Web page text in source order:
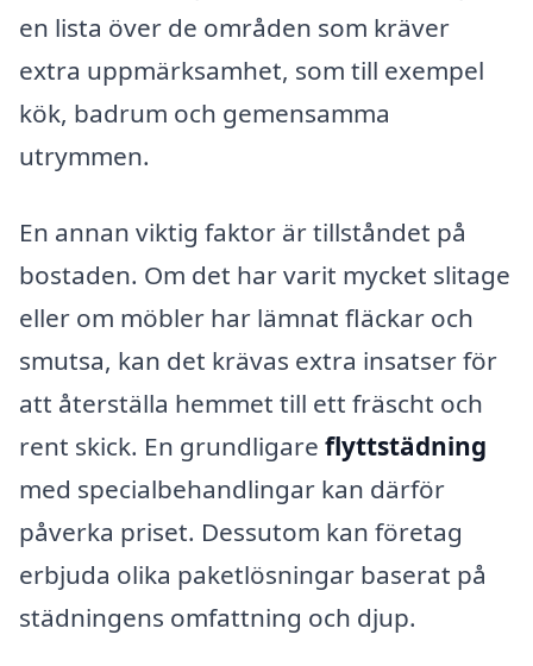
en lista över de områden som kräver
extra uppmärksamhet, som till exempel
kök, badrum och gemensamma
utrymmen.
En annan viktig faktor är tillståndet på
bostaden. Om det har varit mycket slitage
eller om möbler har lämnat fläckar och
smutsa, kan det krävas extra insatser för
att återställa hemmet till ett fräscht och
rent skick. En grundligare flyttstädning
med specialbehandlingar kan därför
påverka priset. Dessutom kan företag
erbjuda olika paketlösningar baserat på
städningens omfattning och djup.